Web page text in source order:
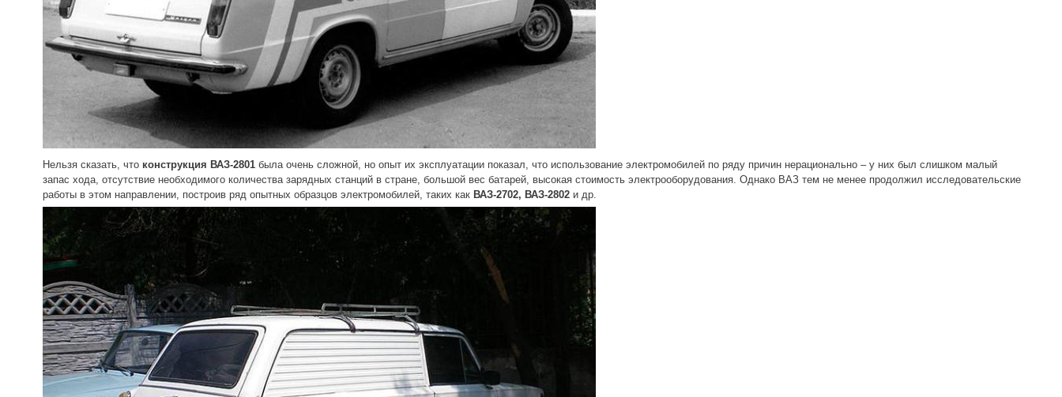
Нельзя сказать, что конструкция ВАЗ-2801была очень сложной, но опыт их эксплуатации показал, что использование электромобилей по ряду причин нерационально – у них был слишком малый
запас хода, отсутствие необходимого количества зарядных станций в стране, большой вес батарей, высокая стоимость электрооборудования. Однако ВАЗ тем не менее продолжил исследовательские
работы в этом направлении, построив ряд опытных образцов электромобилей, таких как ВАЗ-2702, ВАЗ-2802и др.